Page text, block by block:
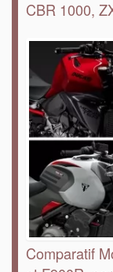
CBR 1000,
Comparatif